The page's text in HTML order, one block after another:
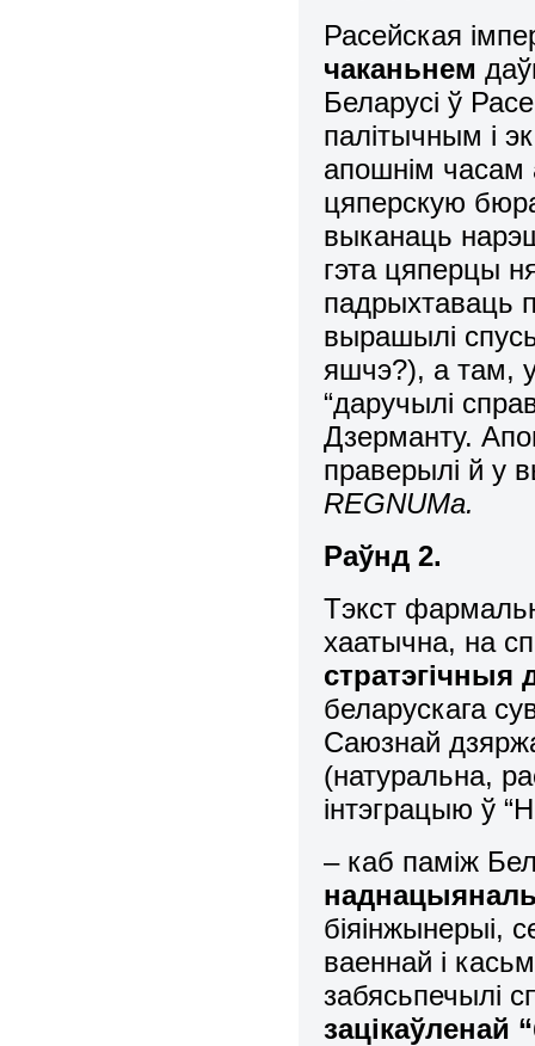
Расейская
чаканьнем
Беларусі ў
палітычным і
апошнім часам
цяперскую
выканаць
гэта цяперцы
падрыхтаваць
вырашылі
яшчэ?), а там,
“даручылі
Дзерманту.
праверылі й у
REGNUMа.
Раўнд 2.
Тэкст
хаатычна, на
стратэгічныя
беларускага
Саюзнай
(натуральна,
інтэграцыю ў
– каб паміж
біяінжынерыі,
ваеннай і
забясьпечылі
зацікаўленай